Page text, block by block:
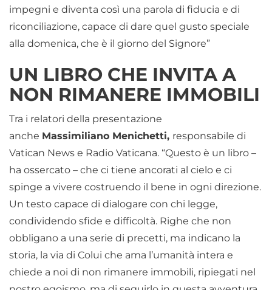
impegni e diventa così una parola di fiducia e di
riconciliazione, capace di dare quel gusto speciale
alla domenica, che è il giorno del Signore”
UN LIBRO CHE INVITA A
NON RIMANERE IMMOBILI
Tra i relatori della presentazione
anche Massimiliano Menichetti, responsabile di
Vatican News e Radio Vaticana. “Questo è un libro –
ha ossercato – che ci tiene ancorati al cielo e ci
spinge a vivere costruendo il bene in ogni direzione.
Un testo capace di dialogare con chi legge,
condividendo sfide e difficoltà. Righe che non
obbligano a una serie di precetti, ma indicano la
storia, la via di Colui che ama l’umanità intera e
chiede a noi di non rimanere immobili, ripiegati nel